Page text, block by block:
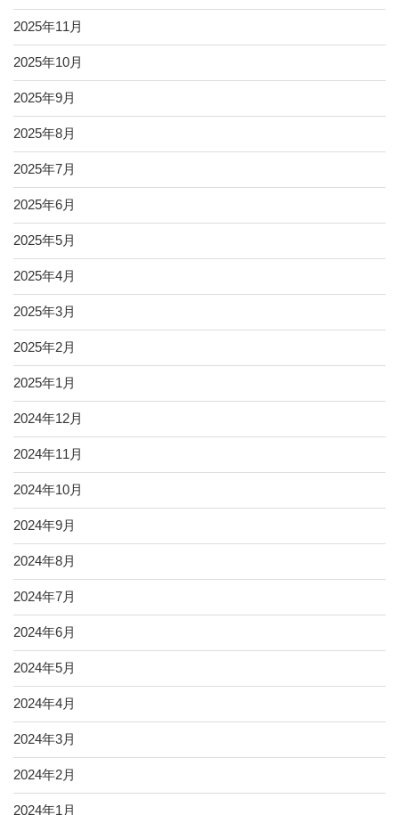
2025年11月
2025年10月
2025年9月
2025年8月
2025年7月
2025年6月
2025年5月
2025年4月
2025年3月
2025年2月
2025年1月
2024年12月
2024年11月
2024年10月
2024年9月
2024年8月
2024年7月
2024年6月
2024年5月
2024年4月
2024年3月
2024年2月
2024年1月